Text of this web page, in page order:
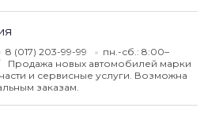
8 (017) 203-99-99
пн.-сб.: 8:00–
Продажа новых автомобилей марки
и сервисные услуги. Возможна
заказам.